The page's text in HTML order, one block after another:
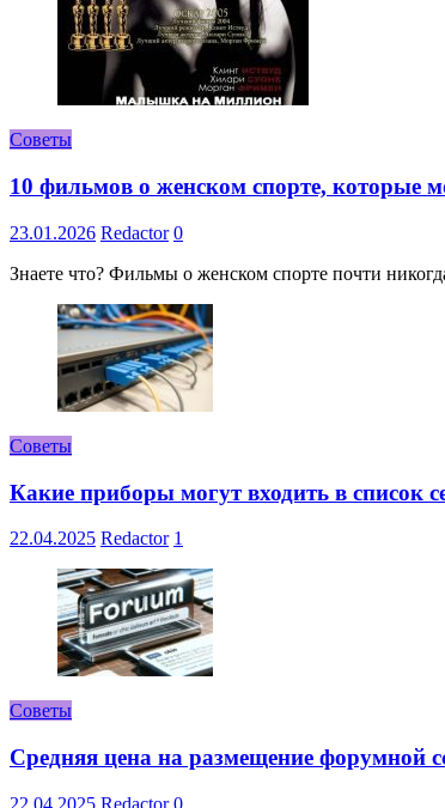
Советы
10 фильмов о женском спорте, которые
23.01.2026 Redactor 0
Знаете что? Фильмы о женском спорте почти
Советы
Какие приборы могут входить в список
22.04.2025 Redactor 1
Советы
Средняя цена на размещение форумной
22.04.2025 Redactor 0